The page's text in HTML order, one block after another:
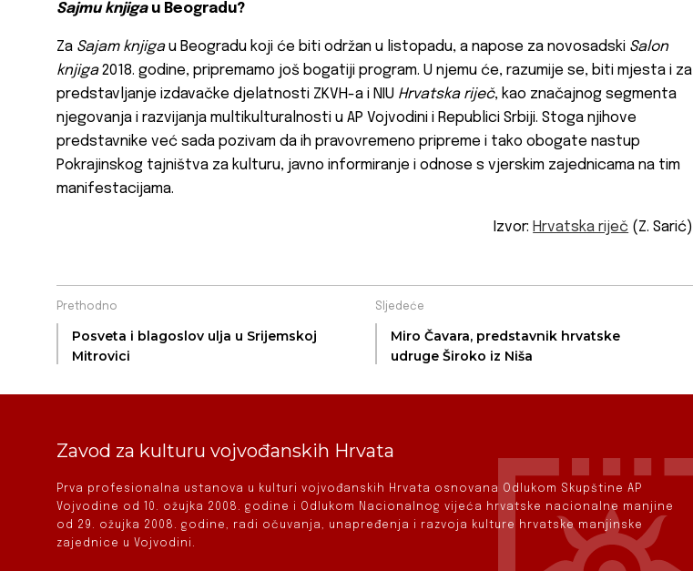
Sajmu knjiga u Beogradu?
Za Sajam knjigau Beogradu koji će biti održan u listopadu, a napose za novosadski Salon
knjiga2018. godine, pripremamo još bogatiji program. U njemu će, razumije se, biti mjesta i za
predstavljanje izdavačke djelatnosti ZKVH-a i NIU Hrvatska riječ, kao značajnog segmenta
njegovanja i razvijanja multikulturalnosti u AP Vojvodini i Republici Srbiji. Stoga njihove
predstavnike već sada pozivam da ih pravovremeno pripreme i tako obogate nastup
Pokrajinskog tajništva za kulturu, javno informiranje i odnose s vjerskim zajednicama na tim
manifestacijama.
Izvor:Hrvatska riječ (Z. Sarić)
Prethodno
Posveta i blagoslov ulja u Srijemskoj
Mitrovici
Sljedeće
Miro Čavara, predstavnik hrvatske
udruge Široko iz Niša
Zavod za kulturu vojvođanskih Hrvata
Prva profesionalna ustanova u kulturi vojvođanskih Hrvata osnovana Odlukom Skupštine AP
Vojvodine od 10. ožujka 2008. godine i Odlukom Nacionalnog vijeća hrvatske nacionalne manjine
od 29. ožujka 2008. godine, radi očuvanja, unapređenja i razvoja kulture hrvatske manjinske
zajednice u Vojvodini.